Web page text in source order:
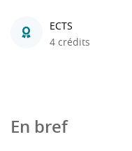
ECTS
4 crédits
En bref